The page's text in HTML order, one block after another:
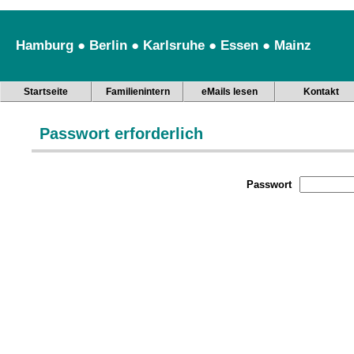
Hamburg ● Berlin ● Karlsruhe ● Essen ● Mainz
Startseite Familienintern eMails lesen Kontakt
Passwort erforderlich
Passwort